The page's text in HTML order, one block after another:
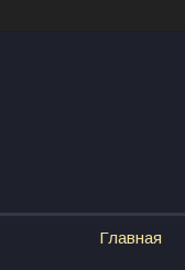
Главная